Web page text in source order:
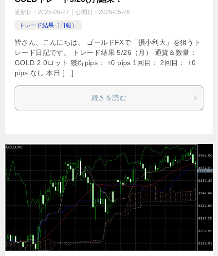
更新日： 2025-05-27 公開日： 2025-05-26
トレード結果（日報）
皆さん、こんにちは。 ゴールドFXで「損小利大」を狙うト
レード日記です。 トレード結果 5/26（月） 通貨＆数量：
GOLD 2.0ロット 獲得pips： +0 pips 1回目： 2回目： +0
pips なし 本日 […]
続きを読む